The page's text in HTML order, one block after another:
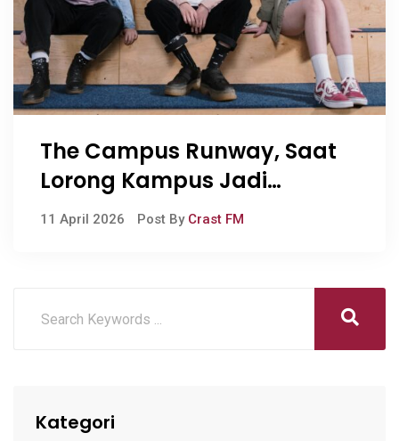
The Campus Runway, Saat
Lorong Kampus Jadi
Panggung Ekspresi
11 April 2026 Post By Crast FM
Kategori